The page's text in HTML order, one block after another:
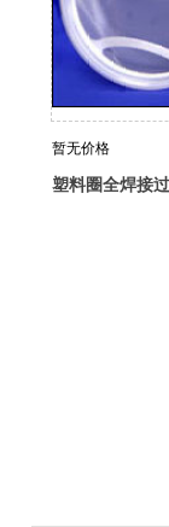
暂无价格
塑料圈全焊接